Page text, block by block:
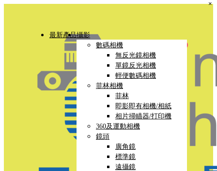
最新產品攝影
數碼相機
無反光鏡相機
單鏡反光相機
輕便數碼相機
菲林相機
菲林
即影即有相機/相紙
相片掃瞄器/打印機
360及運動相機
鏡頭
廣角鏡
標準鏡
遠攝鏡
×